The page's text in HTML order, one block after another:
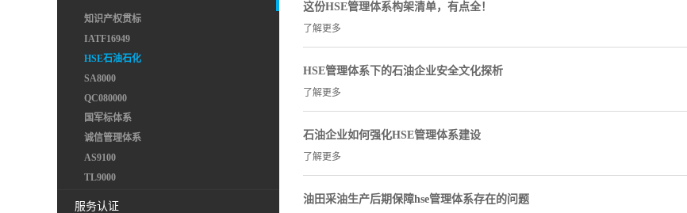
知识产权贯标
IATF16949
HSE石油石化
SA8000
QC080000
国军标体系
诚信管理体系
AS9100
TL9000
服务认证
这份HSE管理体系构架清单，有点全！
了解更多
HSE管理体系下的石油企业安全文化探析
了解更多
石油企业如何强化HSE管理体系建设
了解更多
油田采油生产后期保障hse管理体系存在的问题